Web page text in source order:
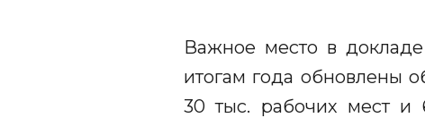
Важное место в
итогам года обновлены
30 тыс. рабочих мест и